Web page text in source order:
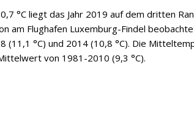
°C liegt das Jahr 2019 auf dem dritten
am Flughafen Luxemburg-Findel
(11,1 °C) und 2014 (10,8 °C). Die
von 1981-2010 (9,3 °C).